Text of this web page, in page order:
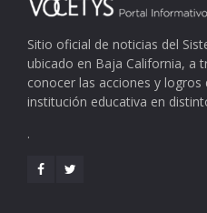
Sitio oficial de noticias del
ubicado en Baja California, a
conocer las acciones y
institución educativa en
.